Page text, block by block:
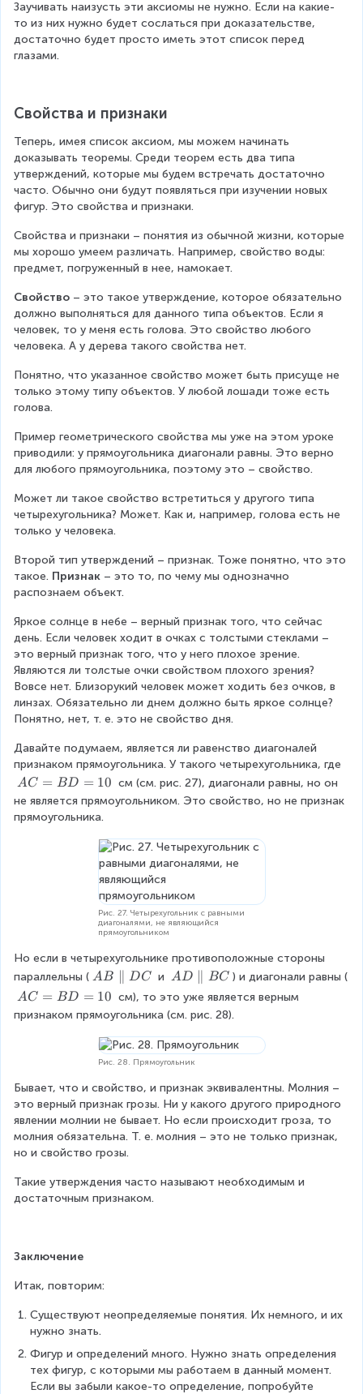
Заучивать наизусть эти аксиомы не нужно. Если на какие-
то из них нужно будет сослаться при доказательстве,
достаточно будет просто иметь этот список перед
глазами.
Свойства и признаки
Теперь, имея список аксиом, мы можем начинать
доказывать теоремы. Среди теорем есть два типа
утверждений, которые мы будем встречать достаточно
часто. Обычно они будут появляться при изучении новых
фигур. Это свойства и признаки.
Свойства и признаки – понятия из обычной жизни, которые
мы хорошо умеем различать. Например, свойство воды:
предмет, погруженный в нее, намокает.
Свойство – это такое утверждение, которое обязательно
должно выполняться для данного типа объектов. Если я
человек, то у меня есть голова. Это свойство любого
человека. А у дерева такого свойства нет.
Понятно, что указанное свойство может быть присуще не
только этому типу объектов. У любой лошади тоже есть
голова.
Пример геометрического свойства мы уже на этом уроке
приводили: у прямоугольника диагонали равны. Это верно
для любого прямоугольника, поэтому это – свойство.
Может ли такое свойство встретиться у другого типа
четырехугольника? Может. Как и, например, голова есть не
только у человека.
Второй тип утверждений – признак. Тоже понятно, что это
такое. Признак – это то, по чему мы однозначно
распознаем объект.
Яркое солнце в небе – верный признак того, что сейчас
день. Если человек ходит в очках с толстыми стеклами –
это верный признак того, что у него плохое зрение.
Являются ли толстые очки свойством плохого зрения?
Вовсе нет. Близорукий человек может ходить без очков, в
линзах. Обязательно ли днем должно быть яркое солнце?
Понятно, нет, т. е. это не свойство дня.
Давайте подумаем, является ли равенство диагоналей
признаком прямоугольника. У такого четырехугольника, где
A
C
=
AC = BD = 10 см (см. рис. 27), диагонали равны, но он
не является прямоугольником. Это свойство, но не признак
прямоугольника.
Рис. 27. Четырехугольник с равными
диагоналями, не являющийся
прямоугольником
Но если в четырехугольнике противоположные стороны
параллельны ( A
B
a
ll
el
D
C
AB ∥ DC и A
D
a
r
ll
el
B
C
AD ∥ BC ) и диагонали равны (
A
C
1
0
AC = BD = 10 см), то это уже является верным
признаком прямоугольника (см. рис. 28).
Рис. 28. Прямоугольник
Бывает, что и свойство, и признак эквивалентны. Молния –
это верный признак грозы. Ни у какого другого природного
явлении молнии не бывает. Но если происходит гроза, то
молния обязательна. Т. е. молния – это не только признак,
но и свойство грозы.
Такие утверждения часто называют необходимым и
достаточным признаком.
Заключение
Итак, повторим:
Существуют неопределяемые понятия. Их немного, и их
нужно знать.
Фигур и определений много. Нужно знать определения
тех фигур, с которыми мы работаем в данный момент.
Если вы забыли какое-то определение, попробуйте